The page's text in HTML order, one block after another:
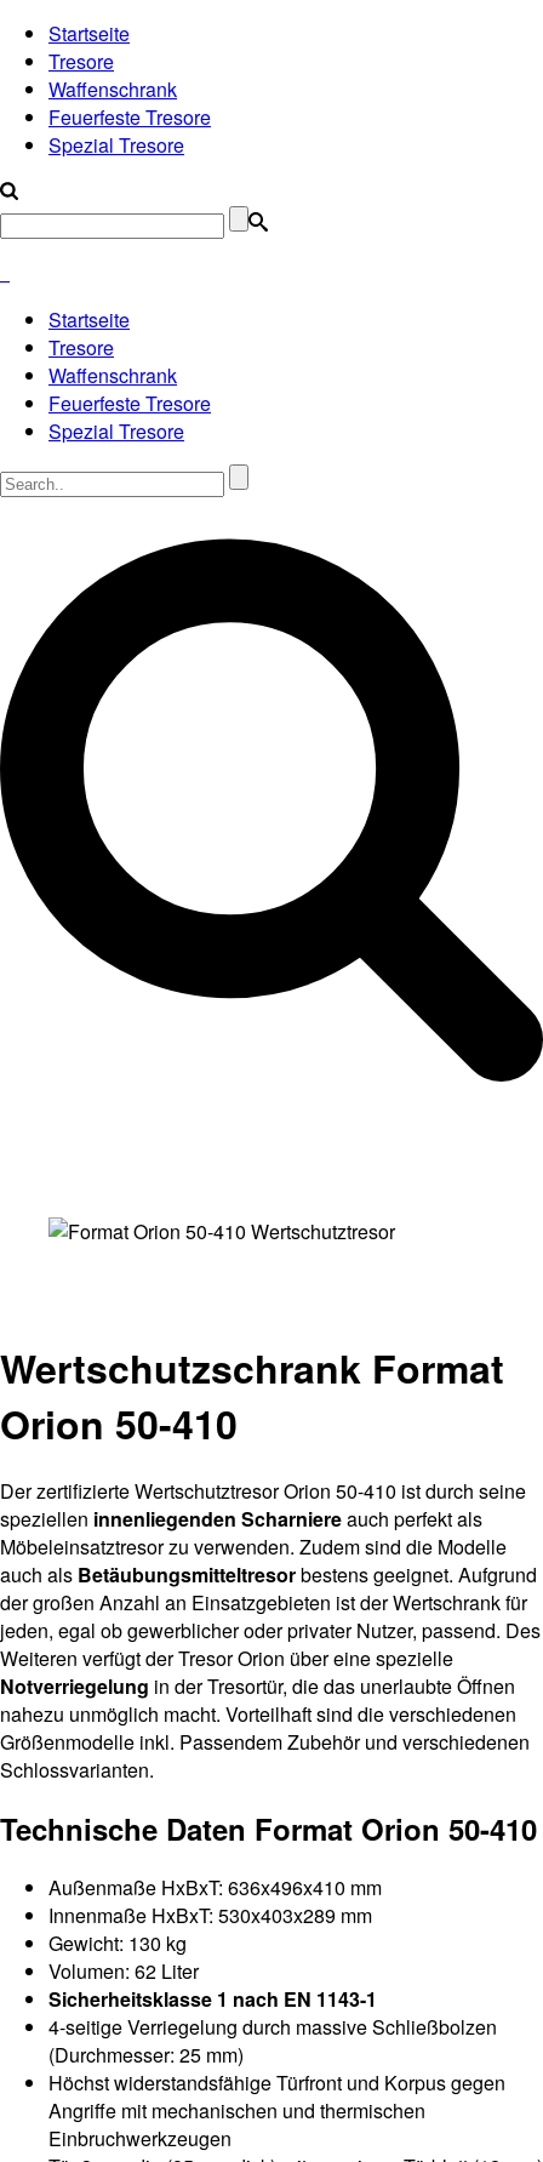
Startseite
Tresore
Waffenschrank
Feuerfeste Tresore
Spezial Tresore
Startseite
Tresore
Waffenschrank
Feuerfeste Tresore
Spezial Tresore
Wertschutzschrank Format
Orion 50-410
Der zertifizierte Wertschutztresor Orion 50-410 ist durch seine
speziellen innenliegenden Scharniereauch perfekt als
Möbeleinsatztresor zu verwenden. Zudem sind die Modelle
auch als Betäubungsmitteltresorbestens geeignet. Aufgrund
der großen Anzahl an Einsatzgebieten ist der Wertschrank für
jeden, egal ob gewerblicher oder privater Nutzer, passend. Des
Weiteren verfügt der Tresor Orion über eine spezielle
Notverriegelung in der Tresortür, die das unerlaubte Öffnen
nahezu unmöglich macht. Vorteilhaft sind die verschiedenen
Größenmodelle inkl. Passendem Zubehör und verschiedenen
Schlossvarianten.
Technische Daten Format Orion 50-410
Außenmaße HxBxT: 636x496x410 mm
Innenmaße HxBxT: 530x403x289 mm
Gewicht: 130 kg
Volumen: 62 Liter
Sicherheitsklasse 1 nach EN 1143-1
4-seitige Verriegelung durch massive Schließbolzen
(Durchmesser: 25 mm)
Höchst widerstandsfähige Türfront und Korpus gegen
Angriffe mit mechanischen und thermischen
Einbruchwerkzeugen